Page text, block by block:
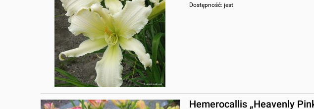
Dostępność: jest
Hemerocallis „Heavenly